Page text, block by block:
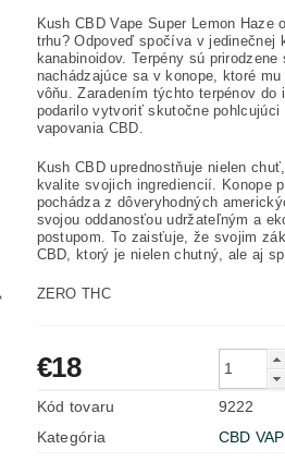
Kush CBD Vape Super Lemon Haze
trhu? Odpoveď spočíva v jedinečnej
kanabinoidov. Terpény sú
nachádzajúce sa v konope, ktoré
vôňu. Zaradením týchto terpénov do
podarilo vytvoriť skutočne
vapovania CBD.
Kush CBD uprednostňuje nielen
kvalite svojich ingrediencií. Konope
pochádza z dôveryhodných
svojou oddanosťou udržateľným a
postupom. To zaisťuje, že svojim
CBD, ktorý je nielen chutný, ale aj
ZERO THC
€18
Kód tovaru
9222
Kategória
CBD